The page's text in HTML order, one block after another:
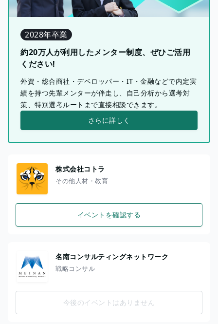
2028年卒業
約20万人が利用したメンター制度、ぜひご活用
ください!
外資・総合商社・デベロッパー・IT・金融などで内定実
績を持つ先輩メンターが伴走し、自己分析から選考対
策、特別選考ルートまで直接相談できます。
さらに詳しく
株式会社コトラ
その他人材・教育
イベントを確認する
名南コンサルティングネットワーク
戦略コンサル
今後のイベントはありません